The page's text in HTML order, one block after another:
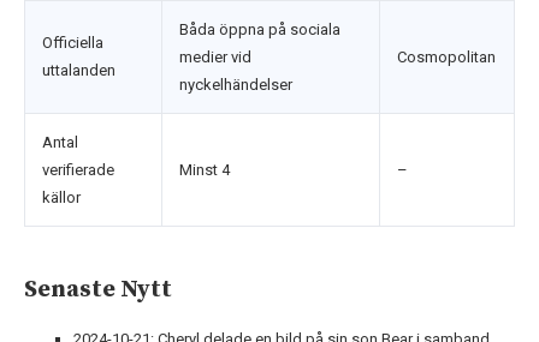
Officiella
uttalanden
Båda öppna på sociala
medier vid
nyckelhändelser
Cosmopolitan
Antal
verifierade
källor
Minst 4 –
Senaste Nytt